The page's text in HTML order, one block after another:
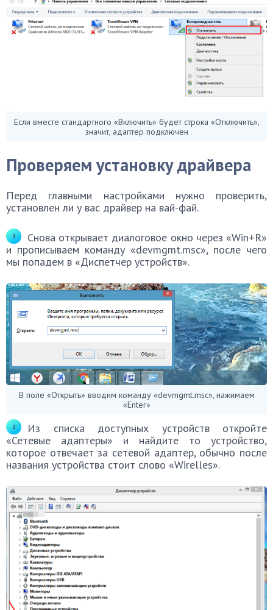
Если вместе стандартного «Включить» будет строка «Отключить»,
значит, адаптер подключен
Проверяем установку драйвера
Перед главными настройками нужно проверить,
установлен ли у вас драйвер на вай-фай.
Снова открывает диалоговое окно через «Win+R»
и прописываем команду «devmgmt.msc», после чего
мы попадем в «Диспетчер устройств».
В поле «Открыть» вводим команду «devmgmt.msc», нажимаем
«Enter»
Из списка доступных устройств откройте
«Сетевые адаптеры» и найдите то устройство,
которое отвечает за сетевой адаптер, обычно после
названия устройства стоит слово «Wirelles».